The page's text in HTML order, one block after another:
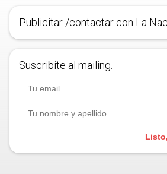
Publicitar /contactar con La
Suscribite al mailing.